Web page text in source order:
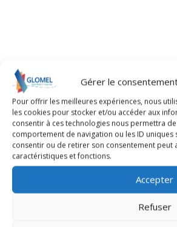
Gérer le
Pour offrir les meilleures expériences, nous
les cookies pour stocker et/ou accéder aux
consentir à ces technologies nous permettra
comportement de navigation ou les ID uniques
consentir ou de retirer son consentement peut
caractéristiques et fonctions.
Accepter
Refuser
+
−